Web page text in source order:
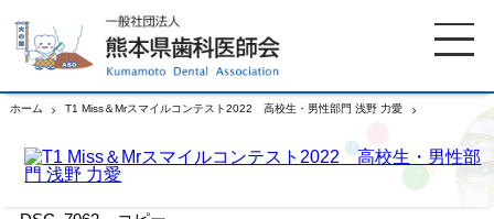
ホーム T1 Miss＆Mrスマイルコンテスト2022 高校生・男性部門 浅野 力愛
– コピー
ホーム 歯科医師会について